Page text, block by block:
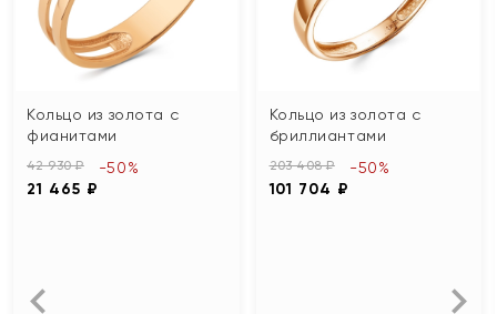
Кольцо из золота с
фианитами
42 930 ₽
21 465 ₽
-50%
Кольцо из золота с
бриллиантами
203 408 ₽
101 704 ₽
-50%